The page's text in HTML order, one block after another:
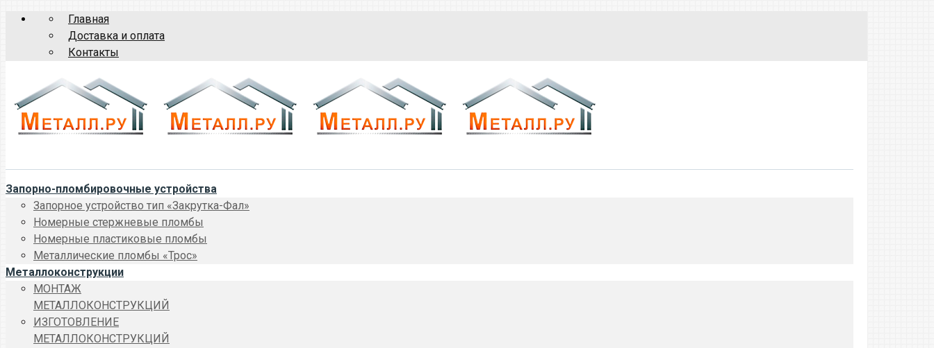
Главная
Доставка и оплата
Контакты
Запорно-пломбировочные устройства
Запорное устройство тип «Закрутка-Фал»
Номерные стержневые пломбы
Номерные пластиковые пломбы
Металлические пломбы «Трос»
Металлоконструкции
МОНТАЖ
МЕТАЛЛОКОНСТРУКЦИЙ
ИЗГОТОВЛЕНИЕ
МЕТАЛЛОКОНСТРУКЦИЙ